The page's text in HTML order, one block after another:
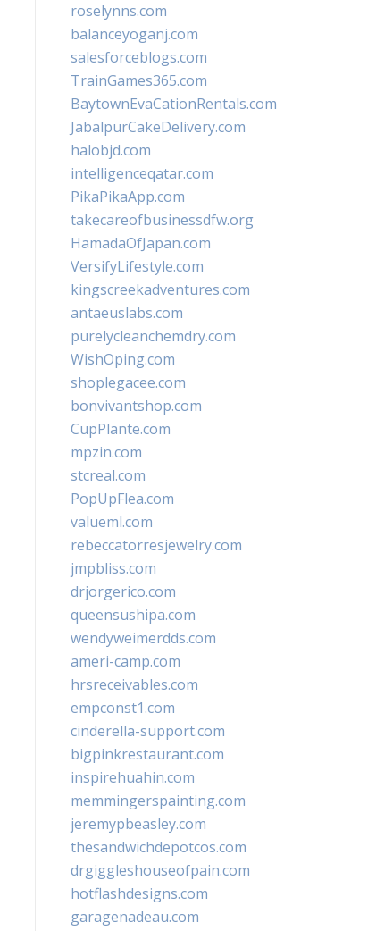
roselynns.com
balanceyoganj.com
salesforceblogs.com
TrainGames365.com
BaytownEvaCationRentals.com
JabalpurCakeDelivery.com
halobjd.com
intelligenceqatar.com
PikaPikaApp.com
takecareofbusinessdfw.org
HamadaOfJapan.com
VersifyLifestyle.com
kingscreekadventures.com
antaeuslabs.com
purelycleanchemdry.com
WishOping.com
shoplegacee.com
bonvivantshop.com
CupPlante.com
mpzin.com
stcreal.com
PopUpFlea.com
valueml.com
rebeccatorresjewelry.com
jmpbliss.com
drjorgerico.com
queensushipa.com
wendyweimerdds.com
ameri-camp.com
hrsreceivables.com
empconst1.com
cinderella-support.com
bigpinkrestaurant.com
inspirehuahin.com
memmingerspainting.com
jeremypbeasley.com
thesandwichdepotcos.com
drgiggleshouseofpain.com
hotflashdesigns.com
garagenadeau.com